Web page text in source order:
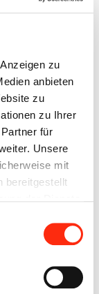
zu
anbieten
zu
zu Ihrer
für
Unsere
mit
bereitgestellt